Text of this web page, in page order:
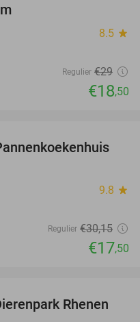
8.5 star
Regulier €29
€18,50
42%
9.8 star
Regulier €30,15
€17,50
19%
Rhenen